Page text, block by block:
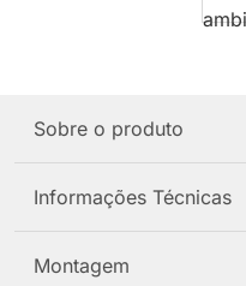
Sobre o produto
Informações Técnicas
Montagem